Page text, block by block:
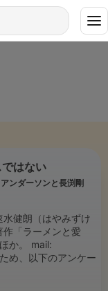
はない
ンダーソンと長渕剛
健朗（はやみずけ
「ラーメンと愛
か。 mail:
め、以下のアンケー
TBS Podcastサイ